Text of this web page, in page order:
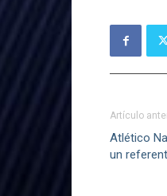
Artículo
Atlético
un